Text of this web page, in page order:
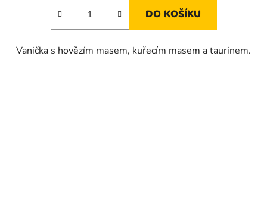
DO KOŠÍKU
Vanička s hovězím masem, kuřecím masem a taurinem.